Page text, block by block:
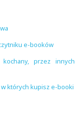
e-booków
przez innych
których kupisz e-booki